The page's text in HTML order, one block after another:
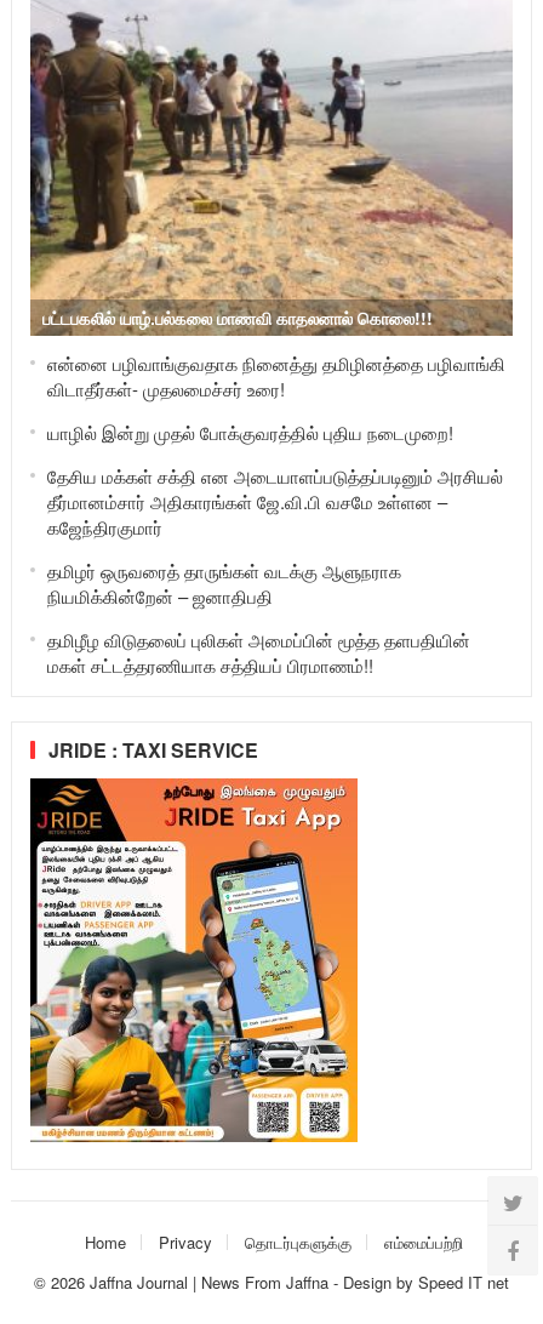
பட்டபகலில் யாழ்.பல்கலை மாணவி காதலனால் கொலை!!!
என்னை பழிவாங்குவதாக நினைத்து தமிழினத்தை பழிவாங்கி
விடாதீர்கள்- முதலமைச்சர் உரை!
யாழில் இன்று முதல் போக்குவரத்தில் புதிய நடைமுறை!
தேசிய மக்கள் சக்தி என அடையாளப்படுத்தப்படினும் அரசியல்
தீர்மானம்சார் அதிகாரங்கள் ஜே.வி.பி வசமே உள்ளன –
கஜேந்திரகுமார்
தமிழர் ஒருவரைத் தாருங்கள் வடக்கு ஆளுநராக
நியமிக்கின்றேன் – ஜனாதிபதி
தமிழீழ விடுதலைப் புலிகள் அமைப்பின் மூத்த தளபதியின்
மகள் சட்டத்தரணியாக சத்தியப் பிரமாணம்!!
JRIDE : TAXI SERVICE
Home Privacy தொடர்புகளுக்கு
எம்மைப்பற்றி
© 2026 Jaffna Journal | News From Jaffna- Design by Speed IT net